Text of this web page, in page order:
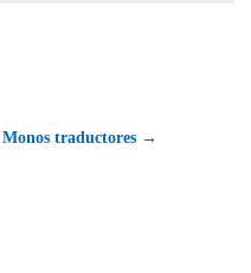
Monos traductores →